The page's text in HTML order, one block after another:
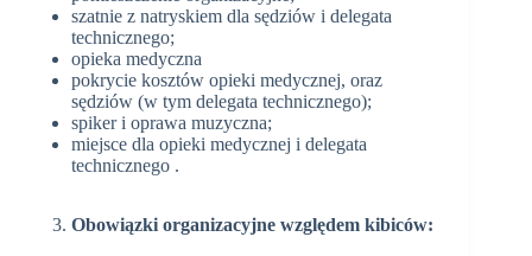
szatnie z natryskiem dla sędziów i delegata
technicznego;
opieka medyczna
pokrycie kosztów opieki medycznej, oraz
sędziów (w tym delegata technicznego);
spiker i oprawa muzyczna;
miejsce dla opieki medycznej i delegata
technicznego .
Obowiązki organizacyjne względem kibiców: